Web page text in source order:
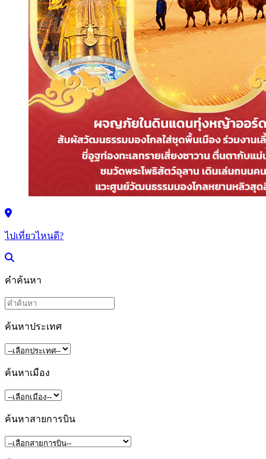
ไปเที่ยวไหนดี?
คำค้นหา
ค้นหาประเทศ
ค้นหาเมือง
ค้นหาสายการบิน